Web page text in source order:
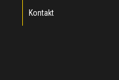
Kontakt